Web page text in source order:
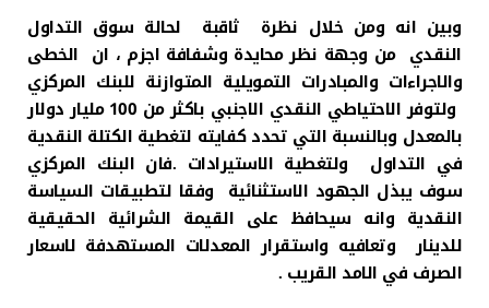
وبين انه ومن خلال نظرة ثاقبة لحالة سوق التداول
النقدي من وجهة نظر محايدة وشفافة اجزم ، ان الخطى
والاجراءات والمبادرات التمويلية المتوازنة للبنك المركزي
ولتوفر الاحتياطي النقدي الاجنبي باكثر من 100 مليار دولار
بالمعدل وبالنسبة التي تحدد كفايته لتغطية الكتلة النقدية
في التداول ولتغطية الاستيرادات .فان البنك المركزي
سوف يبذل الجهود الاستثنائية وفقا لتطبيقات السياسة
النقدية وانه سيحافظ على القيمة الشرائية الحقيقية
للدينار وتعافيه واستقرار المعدلات المستهدفة لاسعار
الصرف في الامد القريب .